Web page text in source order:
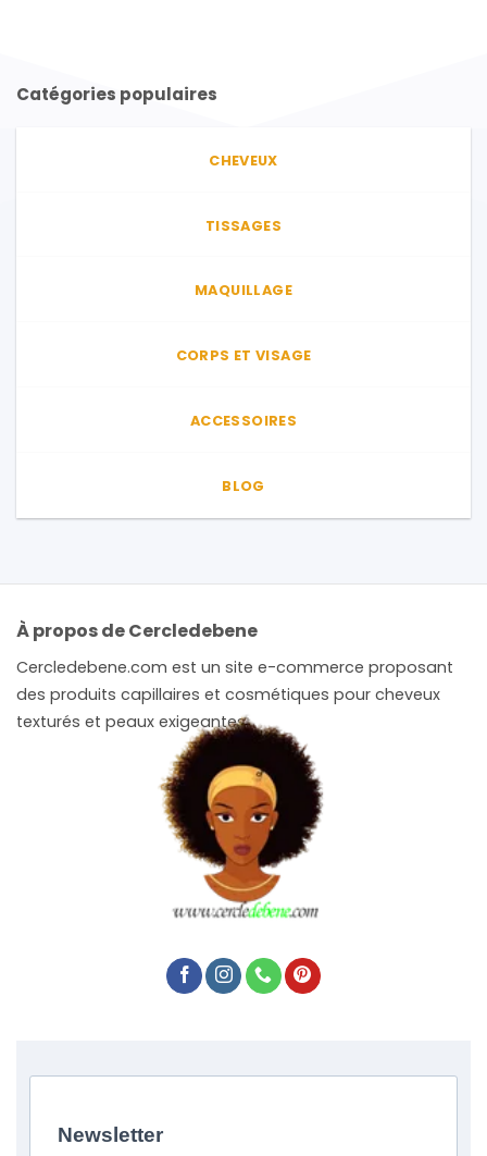
Catégories populaires
CHEVEUX
TISSAGES
MAQUILLAGE
CORPS ET VISAGE
ACCESSOIRES
BLOG
À propos de Cercledebene
Cercledebene.com est un site e-commerce proposant
des produits capillaires et cosmétiques pour cheveux
texturés et peaux exigeantes.
Newsletter